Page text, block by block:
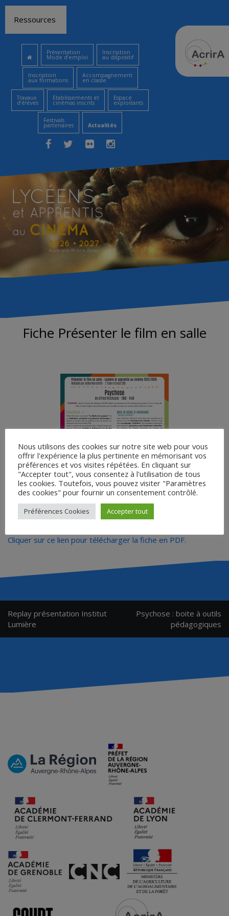
contenu
Ressources
Présentation
Mode d’emploi
Inscription
au dispositif
Inscription
aux formations
Accompagnement
en classe
Travaux
d’élèves
Etablissements et
cinémas inscrits
Espace
exploitants
Festivals
partenaires Actualités
Fiche Présenter le film en salle
Cliquer sur ce lien pour télécharger la fiche en PDF.
Navigation
de
l’article
Replay présentation Institut
Lumière
Psychose : boite à outils
pédagogiques
Nous utilisons des cookies sur notre site web pour vous
offrir l'expérience la plus pertinente en mémorisant vos
préférences et vos visites répétées. En cliquant sur
"Accepter tout", vous consentez à l'utilisation de tous
les cookies. Toutefois, vous pouvez visiter "Paramètres
des cookies" pour fournir un consentement contrôlé.
Préférences Cookies Accepter tout